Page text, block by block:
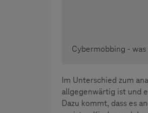
Cybermobbing -
Im Unterschied zum
allgegenwärtig ist und
Dazu kommt, dass es